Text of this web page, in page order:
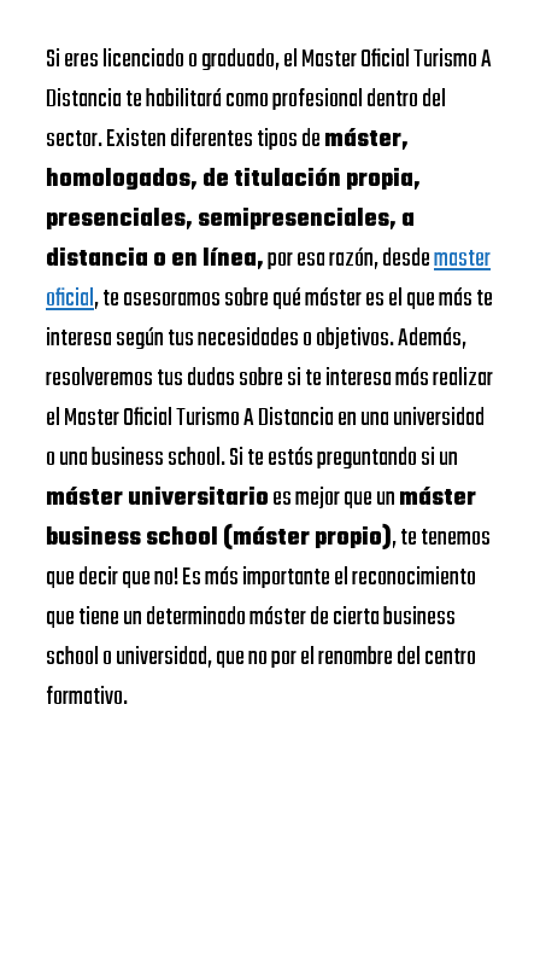
Si eres licenciado o graduado, el Master Oficial Turismo A
Distancia te habilitará como profesional dentro del
sector. Existen diferentes tipos demáster,
homologados, de titulación propia,
presenciales, semipresenciales, a
distancia o en línea,por esa razón, desdemaster
oficial, te asesoramos sobre qué máster es el que más te
interesa según tus necesidades o objetivos. Además,
resolveremos tus dudas sobre si te interesa más realizar
el Master Oficial Turismo A Distancia en una universidad
o una business school. Si te estás preguntando si un
máster universitarioes mejor que unmáster
business school (máster propio), te tenemos
que decir que no! Es más importante el reconocimiento
que tiene un determinado máster de cierta business
school o universidad, que no por el renombre del centro
formativo.